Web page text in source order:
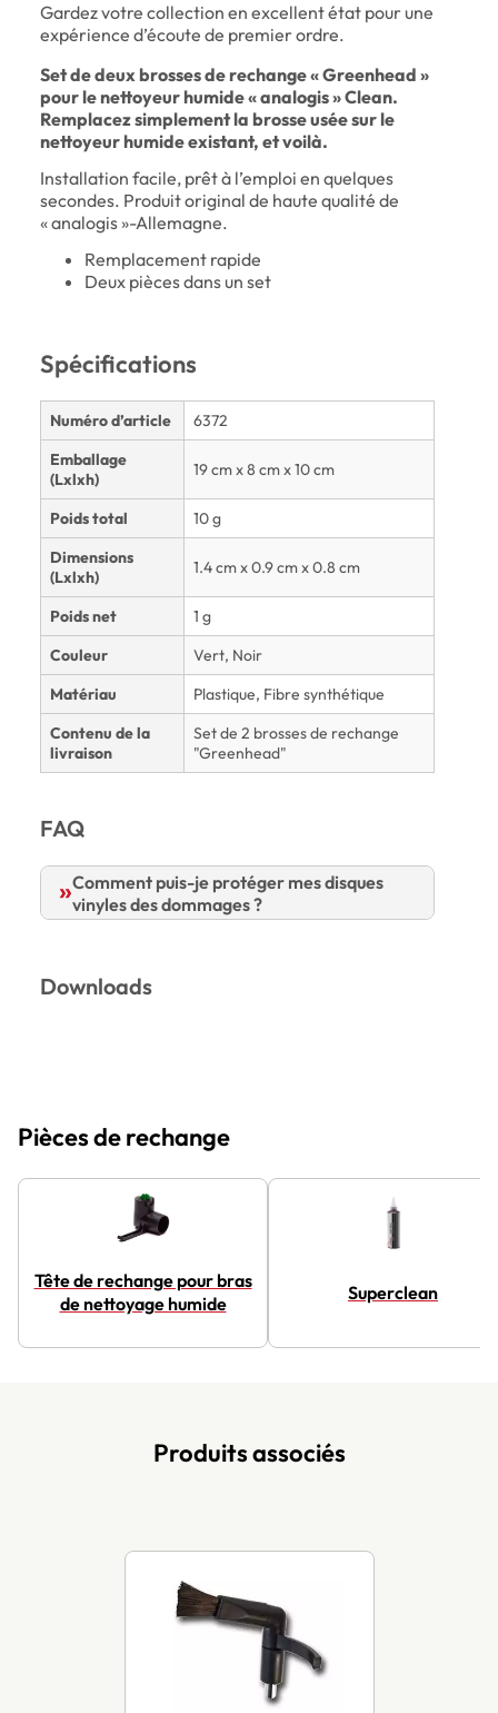
Gardez votre collection en excellent état pour une
expérience d’écoute de premier ordre.
Set de deux brosses de rechange « Greenhead »
pour le nettoyeur humide « analogis » Clean.
Remplacez simplement la brosse usée sur le
nettoyeur humide existant, et voilà.
Installation facile, prêt à l’emploi en quelques
secondes. Produit original de haute qualité de
« analogis »-Allemagne.
Remplacement rapide
Deux pièces dans un set
Spécifications
Numéro d’article
6372
Emballage
(Lxlxh)
19 cm x 8 cm x 10 cm
Poids total
10 g
Dimensions
(Lxlxh)
1.4 cm x 0.9 cm x 0.8 cm
Poids net
1 g
Couleur
Vert, Noir
Matériau
Plastique, Fibre synthétique
Contenu de la
livraison
Set de 2 brosses de rechange
"Greenhead"
FAQ
Comment puis-je protéger mes disques
vinyles des dommages ?
Downloads
Pièces de rechange
Tête de rechange pour bras
de nettoyage humide
Superclean
Produits associés